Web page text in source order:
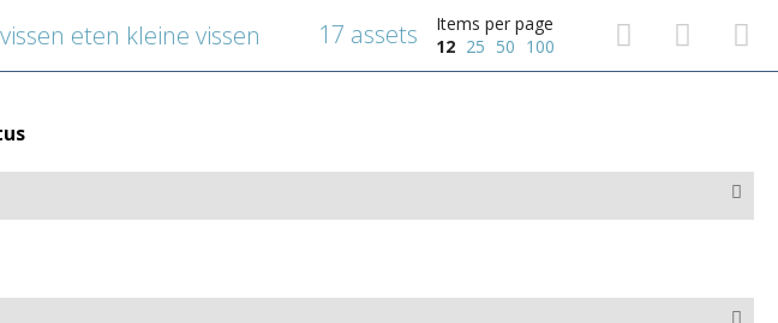
eten kleine vissen
Items per page
12 25 50 100
17 assets